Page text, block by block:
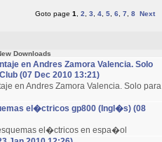
Goto page 1 2 3 4 5 6 7 8 Next
Downloads
en Andres Zamora Valencia. Solo
(07 Dec 2010 13:21)
en Andres Zamora Valencia. Solo para
el�ctricos gp800 (Ingl�s) (08
el�ctricos en espa�ol